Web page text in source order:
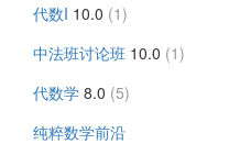
代数I 10.0 (1)
中法班讨论班 10.0 (1)
代数学 8.0 (5)
纯粹数学前沿